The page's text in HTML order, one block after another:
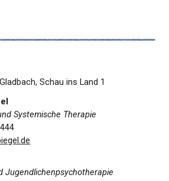
Schau ins Land 1
Systemische Therapie
Jugendlichenpsychotherapie